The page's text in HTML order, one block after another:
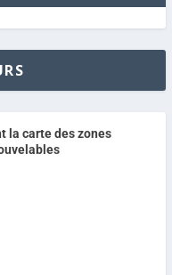
la carte des zones